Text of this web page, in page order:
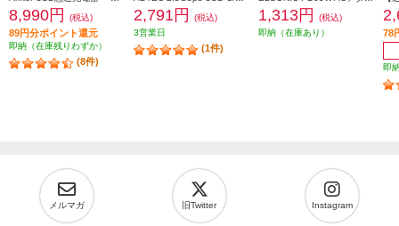
8,990円 (税込)
89円分ポイント還元
即納（在庫残りわずか）
(8件)
2,791円
(税込)
3営業日
(1件)
1,313円
(税込)
即納（在庫あり）
78
即
メルマガ 旧Twitter Instagram